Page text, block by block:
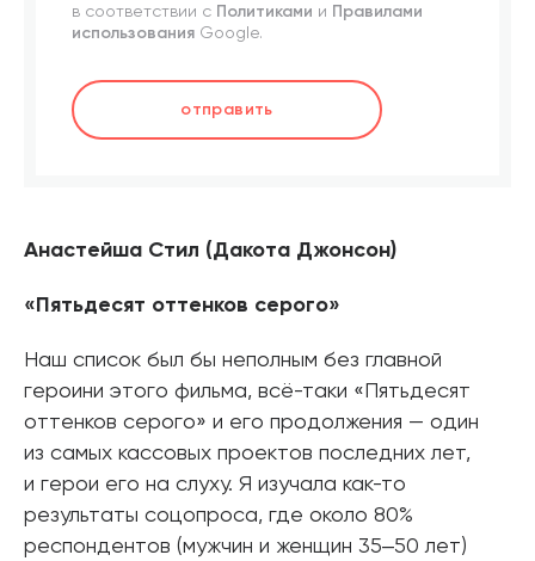
в соответствии с Политиками и Правилами
использования Google.
отправить
Анастейша Стил (Дакота Джонсон)
«Пятьдесят оттенков серого»
Наш список был бы неполным без главной
героини этого фильма, всё-таки «Пятьдесят
оттенков серого» и его продолжения — один
из самых кассовых проектов последних лет,
и герои его на слуху. Я изучала как-то
результаты соцопроса, где около 80%
респондентов (мужчин и женщин 35‒50 лет)